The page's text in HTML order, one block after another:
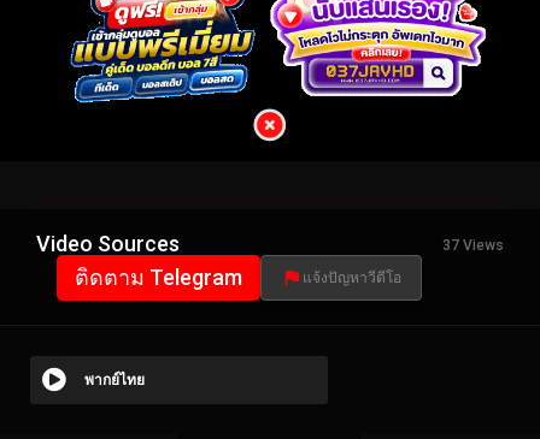
Video Sources 37 Views
ติดตาม Telegram แจ้งปัญหาวีดีโอ
พากย์ไทย